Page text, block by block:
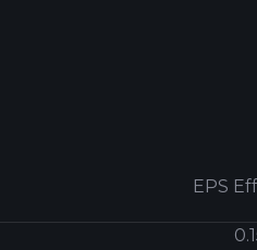
EPS